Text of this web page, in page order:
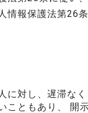
報保護法第26
対し、遅滞な
ともあり、 開